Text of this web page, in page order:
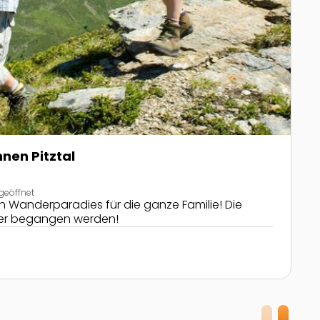
Pitztal
Wanderparadies für die ganze Familie! Die
begangen werden!